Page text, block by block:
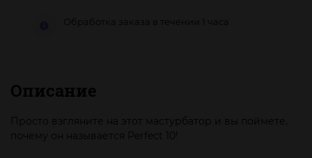
Обработка заказа в течении 1 часа
Описание
Просто взгляните на этот мастурбатор и вы поймете,
почему он называется Perfect 10!